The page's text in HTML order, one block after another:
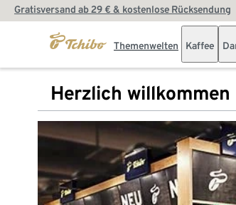
Gratisversand ab 29 € & kostenlose Rücksendung
Themenwelten Kaffee
Herzlich